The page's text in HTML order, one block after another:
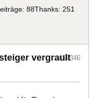
88Thanks: 251
vergrault#57346